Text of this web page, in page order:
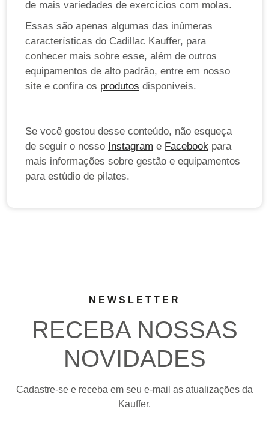
de mais variedades de exercícios com molas.
Essas são apenas algumas das inúmeras
características do Cadillac Kauffer, para
conhecer mais sobre esse, além de outros
equipamentos de alto padrão, entre em nosso
site e confira os produtos disponíveis.
Se você gostou desse conteúdo, não esqueça
de seguir o nosso Instagram e Facebook para
mais informações sobre gestão e equipamentos
para estúdio de pilates.
NEWSLETTER
RECEBA NOSSAS
NOVIDADES
Cadastre-se e receba em seu e-mail as atualizações da
Kauffer.